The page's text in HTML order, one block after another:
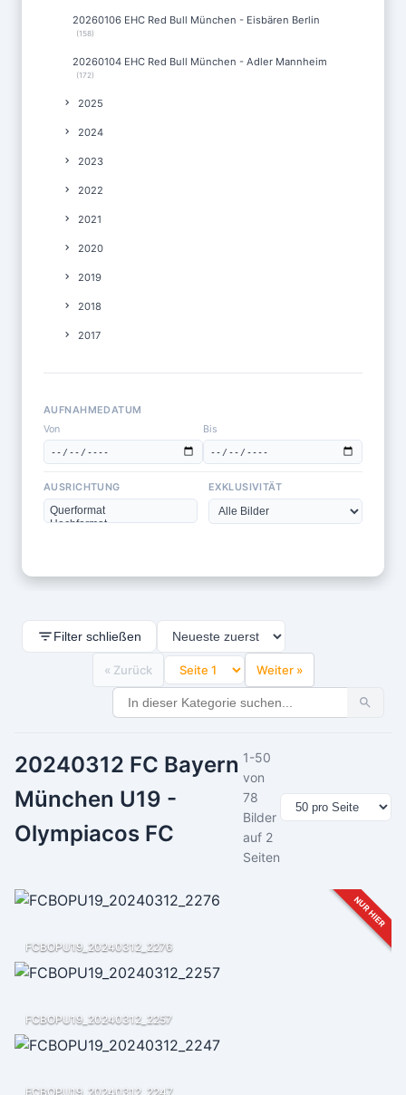
20260106 EHC Red Bull München - Eisbären Berlin
(158)
20260104 EHC Red Bull München - Adler Mannheim
(172)
2025
2024
2023
2022
2021
2020
2019
2018
2017
AUFNAHMEDATUM
Von
Bis
AUSRICHTUNG EXKLUSIVITÄT
Filter schließen
« Zurück Weiter »
20240312 FC Bayern
München U19 -
Olympiacos FC
1-50
von
78
Bilder
auf 2
Seiten
NUR HIER
FCBOPU19_20240312_2276
FCBOPU19_20240312_2257
FCBOPU19_20240312_2247